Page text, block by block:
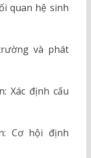
quan hệ sinh
và phát
Xác định cấu
Cơ hội định